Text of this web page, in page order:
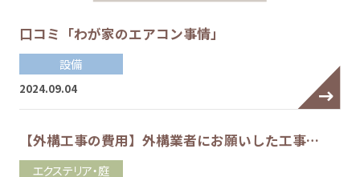
口コミ「わが家のエアコン事情」
設備
2024.09.04
【外構工事の費用】外構業者にお願いした工事…
エクステリア・庭